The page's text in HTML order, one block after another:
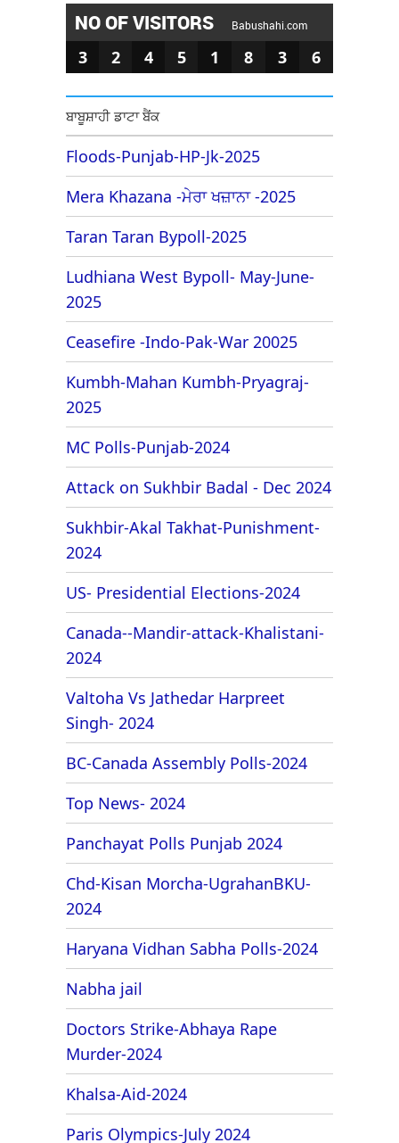
NO OF VISITORS Babushahi.com
3 2 4 5 1 8 3 6
ਬਾਬੂਸ਼ਾਹੀ ਡਾਟਾ ਬੈਂਕ
Floods-Punjab-HP-Jk-2025
Mera Khazana -ਮੇਰਾ ਖਜ਼ਾਨਾ -2025
Taran Taran Bypoll-2025
Ludhiana West Bypoll- May-June-
2025
Ceasefire -Indo-Pak-War 20025
Kumbh-Mahan Kumbh-Pryagraj-
2025
MC Polls-Punjab-2024
Attack on Sukhbir Badal - Dec 2024
Sukhbir-Akal Takhat-Punishment-
2024
US- Presidential Elections-2024
Canada--Mandir-attack-Khalistani-
2024
Valtoha Vs Jathedar Harpreet
Singh- 2024
BC-Canada Assembly Polls-2024
Top News- 2024
Panchayat Polls Punjab 2024
Chd-Kisan Morcha-UgrahanBKU-
2024
Haryana Vidhan Sabha Polls-2024
Nabha jail
Doctors Strike-Abhaya Rape
Murder-2024
Khalsa-Aid-2024
Paris Olympics-July 2024